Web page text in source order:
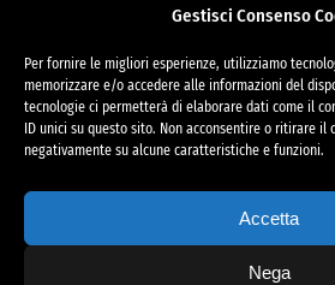
Gestisci Consenso
Per fornire le migliori esperienze, utilizziamo
memorizzare e/o accedere alle informazioni del
tecnologie ci permetterà di elaborare dati come il
ID unici su questo sito. Non acconsentire o ritirare il
negativamente su alcune caratteristiche e funzioni.
Accetta
Nega
Amministrazione
Albo Pretorio
Bilanci
Bandi di gara
Pubblicazioni di